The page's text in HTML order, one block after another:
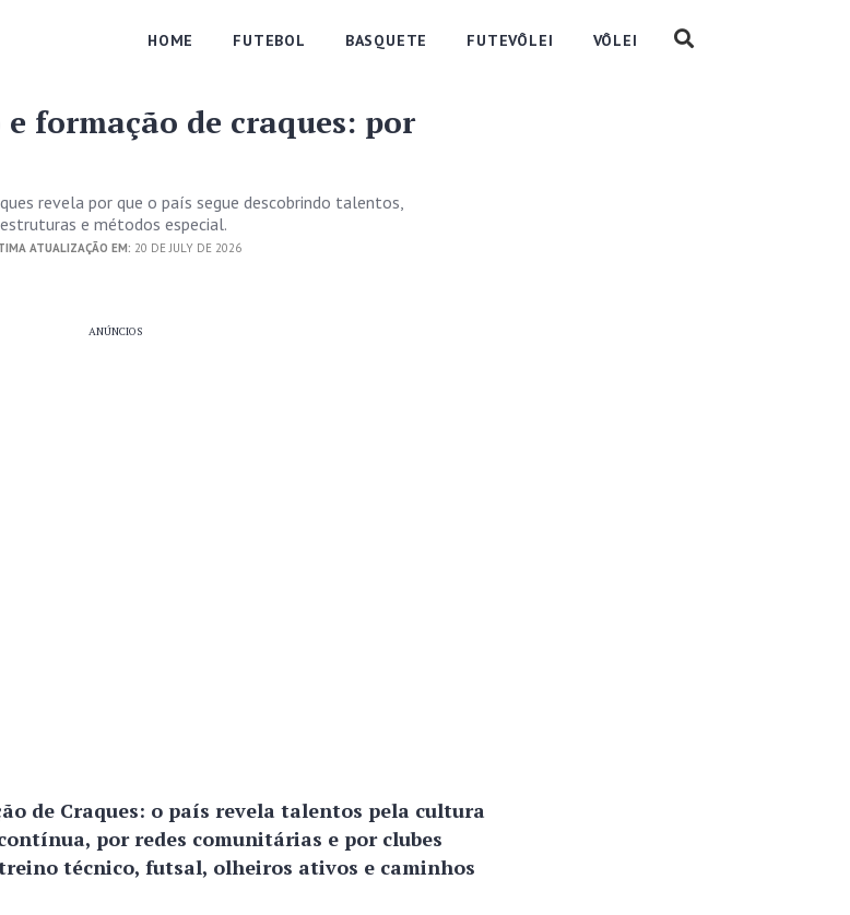
HOME FUTEBOL BASQUETE FUTEVÔLEI VÔLEI
formação de craques: por
revela por que o país segue descobrindo talentos,
e métodos especial.
ATUALIZAÇÃO EM: 20 DE JULY DE 2026
ANÚNCIOS
de Craques: o país revela talentos pela cultura
por redes comunitárias e por clubes
técnico, futsal, olheiros ativos e caminhos